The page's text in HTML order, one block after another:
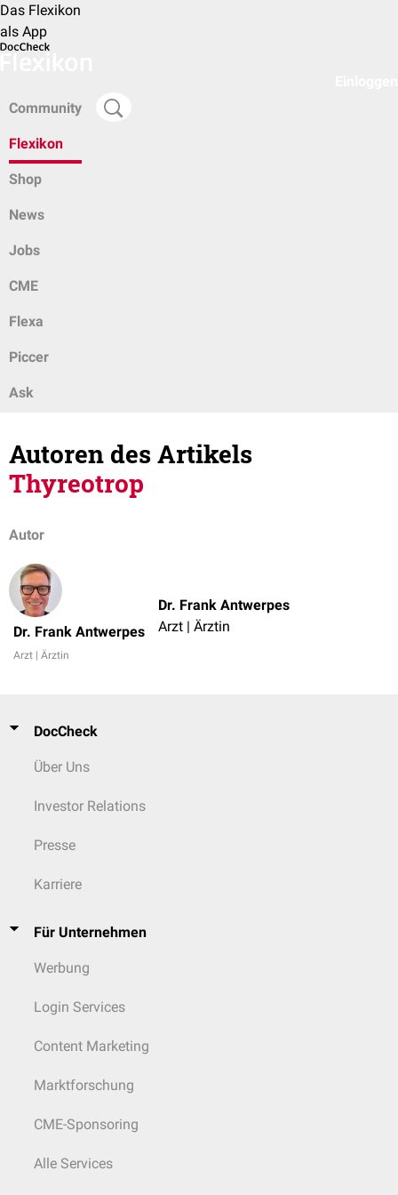
Das Flexikon
als App
Community
Flexikon
Shop
News
Jobs
CME
Flexa
Piccer
Ask
Autoren des Artikels
Thyreotrop
Autor
Dr. Frank Antwerpes
Arzt | Ärztin
Dr. Frank Antwerpes
Arzt | Ärztin
DocCheck
Über Uns
Investor Relations
Presse
Karriere
Für Unternehmen
Werbung
Login Services
Content Marketing
Marktforschung
CME-Sponsoring
Alle Services